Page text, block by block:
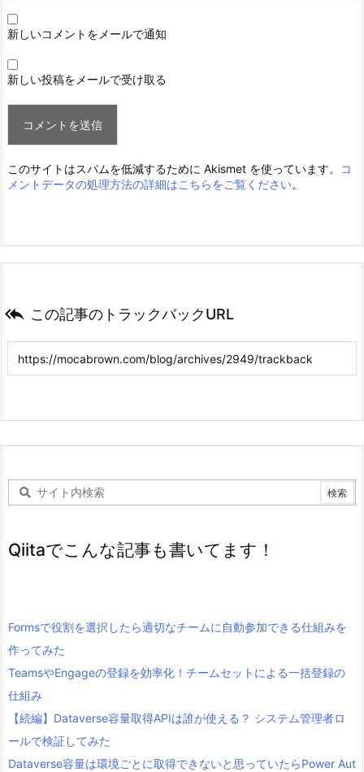
新しいコメントをメールで通知
新しい投稿をメールで受け取る
このサイトはスパムを低減するために Akismet を使っています。
コ
メントデータの処理方法の詳細はこちらをご覧ください。
 この記事のトラックバックURL
Qiitaでこんな記事も書いてます！
Formsで役割を選択したら適切なチームに自動参加できる仕組みを
作ってみた
TeamsやEngageの登録を効率化！チームセットによる一括登録の
仕組み
【続編】Dataverse容量取得APIは誰が使える？ システム管理者ロ
ールで検証してみた
Dataverse容量は環境ごとに取得できないと思っていたらPower Aut